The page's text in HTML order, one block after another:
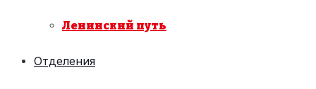
Ленинский путь
Отделения